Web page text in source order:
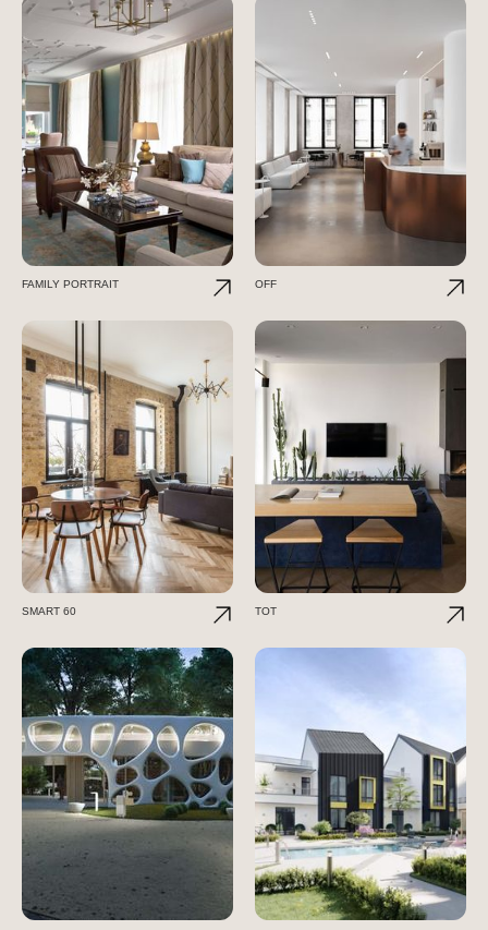
FAMILY PORTRAIT OFF
SMART 60 TOT